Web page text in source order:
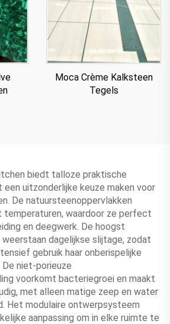
Moca Crème Kalksteen
Tegels
biedt talloze praktische
uitzonderlijke keuze maken voor
De natuursteenoppervlakken
temperaturen, waardoor ze perfect
en deegwerk. De hoogst
dagelijkse slijtage, zodat
gebruik haar onberispelijke
niet-porieuze
voorkomt bacteriegroei en maakt
met alleen matige zeep en water
Het modulaire ontwerpsysteem
aanpassing om in elke ruimte te